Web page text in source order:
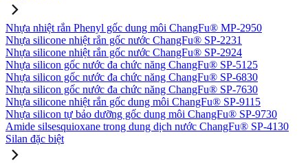
Nhựa nhiệt rắn Phenyl gốc dung môi ChangFu® MP-2950
Nhựa silicone nhiệt rắn gốc nước ChangFu® SP-2231
Nhựa silicone nhiệt rắn gốc nước ChangFu® SP-2924
Nhựa silicon gốc nước đa chức năng ChangFu® SP-5125
Nhựa silicon gốc nước đa chức năng ChangFu® SP-6830
Nhựa silicon gốc nước đa chức năng ChangFu® SP-7630
Nhựa silicone nhiệt rắn gốc dung môi ChangFu® SP-9115
Nhựa silicon tự bảo dưỡng gốc dung môi ChangFu® SP-9730
Amide silsesquioxane trong dung dịch nước ChangFu® SP-4130
Silan đặc biệt